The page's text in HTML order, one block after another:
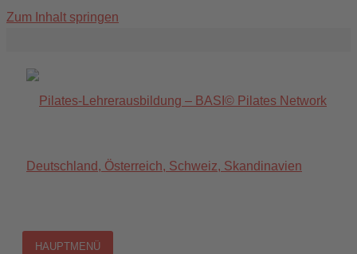
Zum Inhalt springen
HAUPTMENÜ